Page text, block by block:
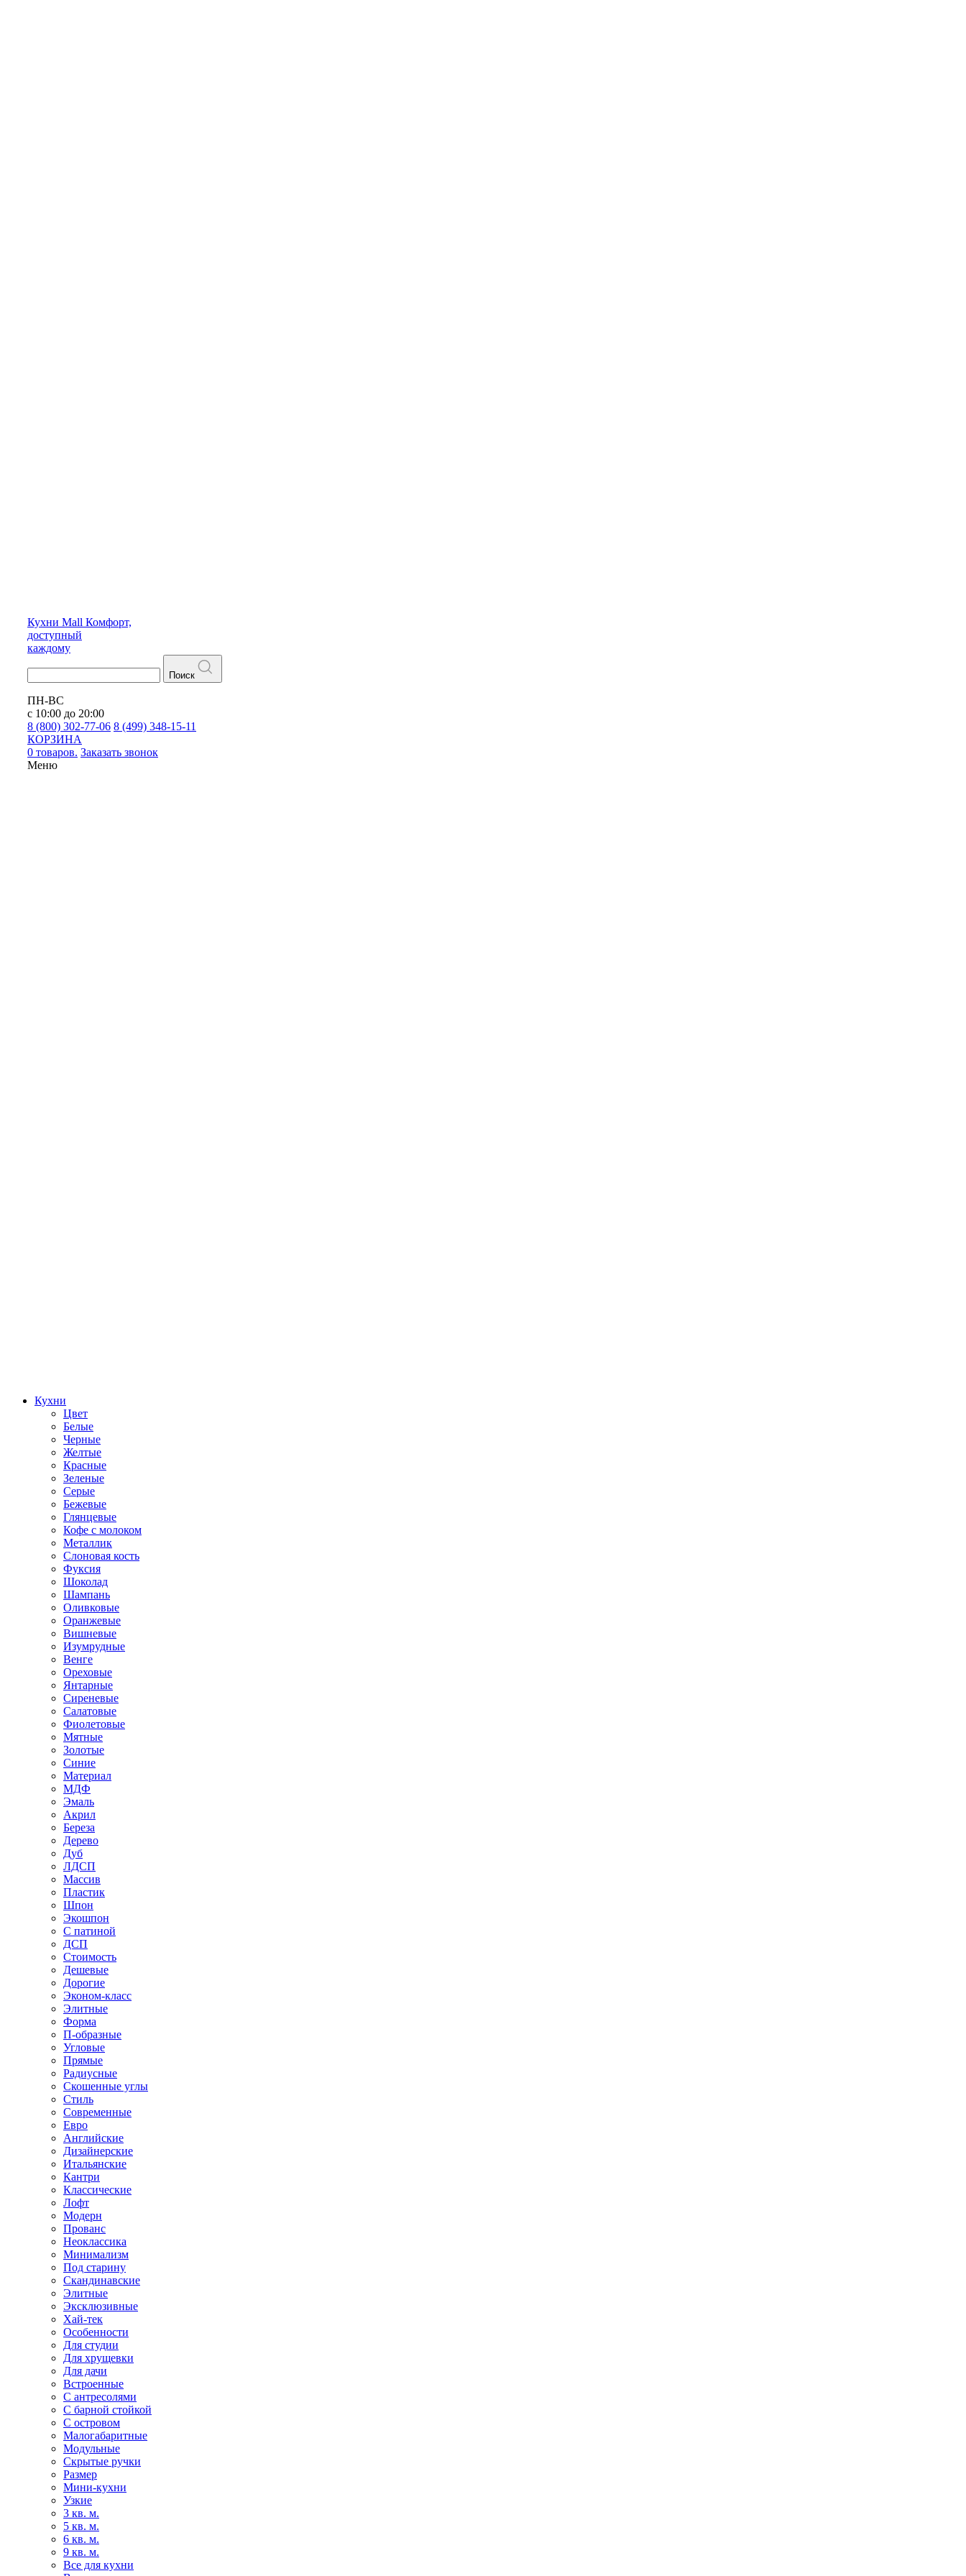
Кухни Mall Комфорт,
доступный
каждому
Поиск
ПН-ВС
с 10:00 до 20:00
8 (800) 302-77-06 8 (499) 348-15-11
КОРЗИНА
0 товаров. Заказать звонок
Меню
Кухни
Цвет
Белые
Черные
Желтые
Красные
Зеленые
Серые
Бежевые
Глянцевые
Кофе с молоком
Металлик
Слоновая кость
Фуксия
Шоколад
Шампань
Оливковые
Оранжевые
Вишневые
Изумрудные
Венге
Ореховые
Янтарные
Сиреневые
Салатовые
Фиолетовые
Мятные
Золотые
Синие
Материал
МДФ
Эмаль
Акрил
Береза
Дерево
Дуб
ЛДСП
Массив
Пластик
Шпон
Экошпон
С патиной
ДСП
Стоимость
Дешевые
Дорогие
Эконом-класс
Элитные
Форма
П-образные
Угловые
Прямые
Радиусные
Скошенные углы
Стиль
Современные
Евро
Английские
Дизайнерские
Итальянские
Кантри
Классические
Лофт
Модерн
Прованс
Неоклассика
Минимализм
Под старину
Скандинавские
Элитные
Эксклюзивные
Хай-тек
Особенности
Для студии
Для хрущевки
Для дачи
Встроенные
С антресолями
С барной стойкой
С островом
Малогабаритные
Модульные
Скрытые ручки
Размер
Мини-кухни
Узкие
3 кв. м.
5 кв. м.
6 кв. м.
9 кв. м.
Все для кухни